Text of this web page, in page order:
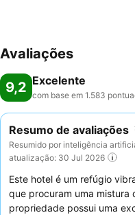
Avaliações
9,2 Excelente
com base em 1.583
Resumo de avaliações
Resumido por inteligência
atualização: 30 Jul 2026
Este hotel é um refúgio
que procuram uma mistura
propriedade possui uma